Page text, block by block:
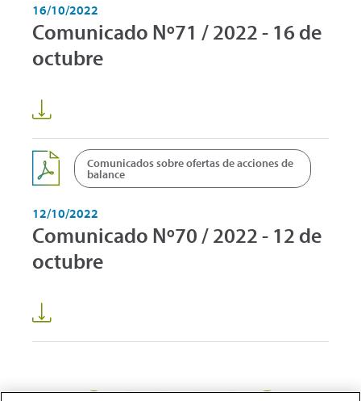
16/10/2022
Comunicado Nº71 / 2022 - 16 de
octubre
Comunicados sobre ofertas de acciones de
balance
12/10/2022
Comunicado Nº70 / 2022 - 12 de
octubre